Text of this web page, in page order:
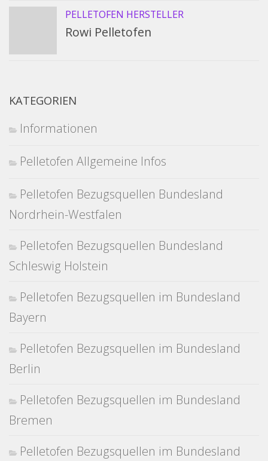
PELLETOFEN HERSTELLER
Rowi Pelletofen
KATEGORIEN
Informationen
Pelletofen Allgemeine Infos
Pelletofen Bezugsquellen Bundesland
Nordrhein-Westfalen
Pelletofen Bezugsquellen Bundesland
Schleswig Holstein
Pelletofen Bezugsquellen im Bundesland
Bayern
Pelletofen Bezugsquellen im Bundesland
Berlin
Pelletofen Bezugsquellen im Bundesland
Bremen
Pelletofen Bezugsquellen im Bundesland